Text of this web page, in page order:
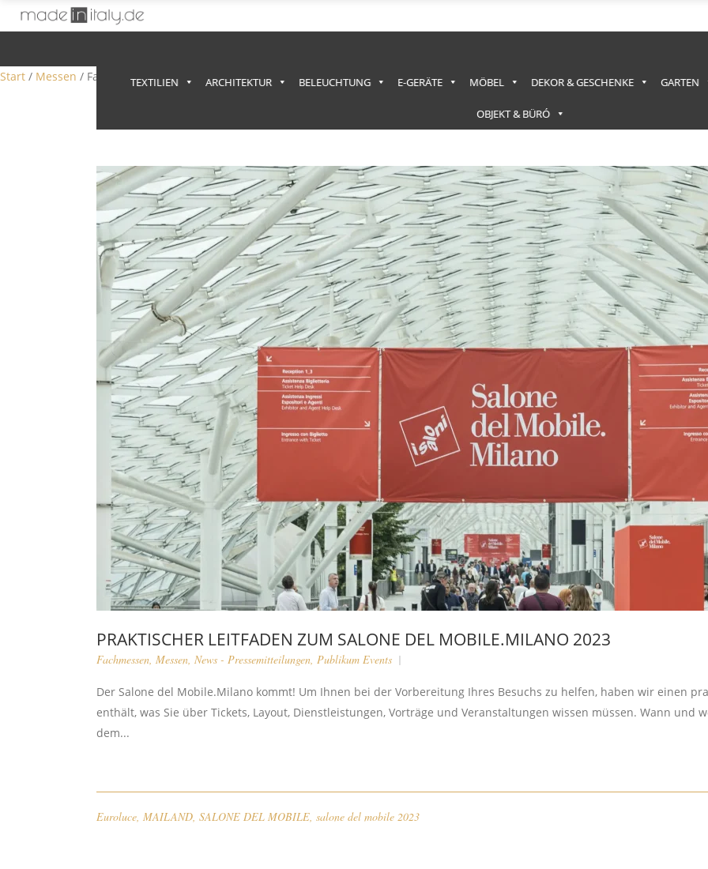
Anzeige
TEXTILIEN ARCHITEKTUR BELEUCHTUNG E-GERÄTE MÖBEL DEKOR & GESCHENKE GARTEN
OBJEKT & BÜRÓ
Start / Messen / Fachmessen
PRAKTISCHER LEITFADEN ZUM SALONE DEL MOBILE.MILANO 2023
Fachmessen, Messen, News - Pressemitteilungen, Publikum Events
Der Salone del Mobile.Milano kommt! Um Ihnen bei der Vorbereitung Ihres Besuchs zu helfen, haben wir einen
enthält, was Sie über Tickets, Layout, Dienstleistungen, Vorträge und Veranstaltungen wissen müssen. Wann und
dem...
Euroluce, MAILAND, SALONE DEL MOBILE, salone del mobile 2023